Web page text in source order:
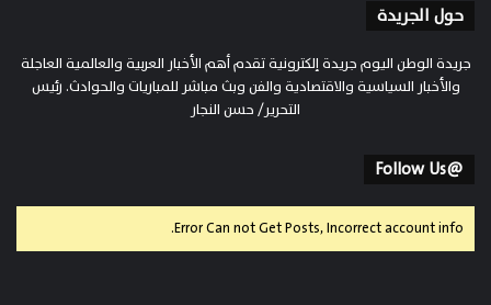
حول الجريدة
جريدة الوطن اليوم جريدة إلكترونية تقدم أهم الأخبار العربية والعالمية العاجلة
والأخبار السياسية والاقتصادية والفن وبث مباشر للمباريات والحوادث. رئيس
التحرير/ حسن النجار
@Follow Us
Error Can not Get Posts, Incorrect account info.